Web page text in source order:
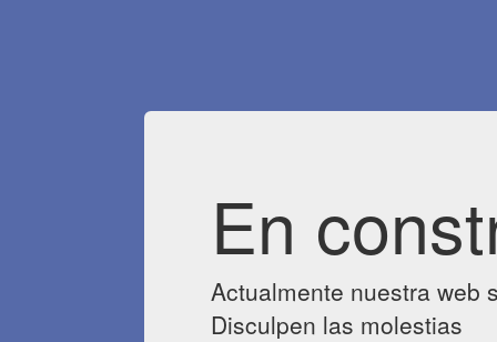
En
Actualmente nuestra web
Disculpen las molestias